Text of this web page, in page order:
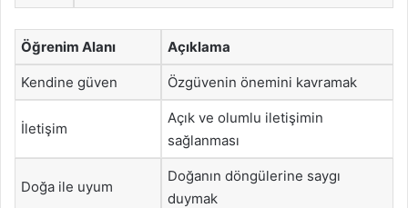
Öğrenim Alanı Açıklama
Kendine güven Özgüvenin önemini kavramak
İletişim
Açık ve olumlu iletişimin
sağlanması
Doğa ile uyum
Doğanın döngülerine saygı
duymak